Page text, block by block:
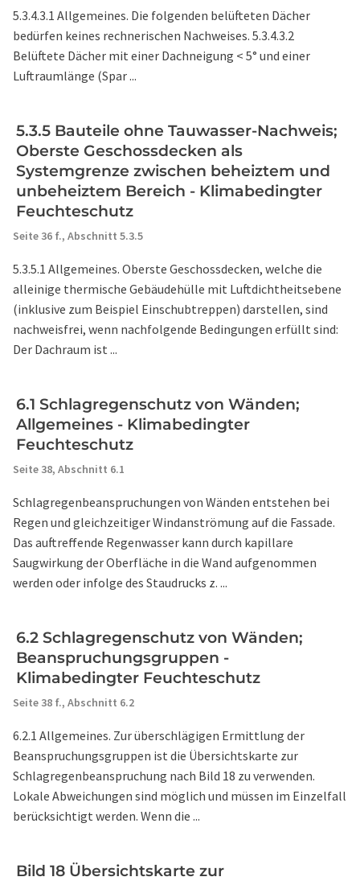
5.3.4.3.1 Allgemeines. Die folgenden belüfteten Dächer
bedürfen keines rechnerischen Nachweises. 5.3.4.3.2
Belüftete Dächer mit einer Dachneigung < 5° und einer
Luftraumlänge (Spar ...
5.3.5 Bauteile ohne Tauwasser-Nachweis;
Oberste Geschossdecken als
Systemgrenze zwischen beheiztem und
unbeheiztem Bereich - Klimabedingter
Feuchteschutz
Seite 36 f., Abschnitt 5.3.5
5.3.5.1 Allgemeines. Oberste Geschossdecken, welche die
alleinige thermische Gebäudehülle mit Luftdichtheitsebene
(inklusive zum Beispiel Einschubtreppen) darstellen, sind
nachweisfrei, wenn nachfolgende Bedingungen erfüllt sind:
Der Dachraum ist ...
6.1 Schlagregenschutz von Wänden;
Allgemeines - Klimabedingter
Feuchteschutz
Seite 38, Abschnitt 6.1
Schlagregenbeanspruchungen von Wänden entstehen bei
Regen und gleichzeitiger Windanströmung auf die Fassade.
Das auftreffende Regenwasser kann durch kapillare
Saugwirkung der Oberfläche in die Wand aufgenommen
werden oder infolge des Staudrucks z. ...
6.2 Schlagregenschutz von Wänden;
Beanspruchungsgruppen -
Klimabedingter Feuchteschutz
Seite 38 f., Abschnitt 6.2
6.2.1 Allgemeines. Zur überschlägigen Ermittlung der
Beanspruchungsgruppen ist die Übersichtskarte zur
Schlagregenbeanspruchung nach Bild 18 zu verwenden.
Lokale Abweichungen sind möglich und müssen im Einzelfall
berücksichtigt werden. Wenn die ...
Bild 18 Übersichtskarte zur